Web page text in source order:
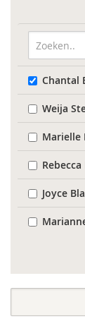
Chantal
Weija
Marielle
Rebecca
Joyce
Rhodé